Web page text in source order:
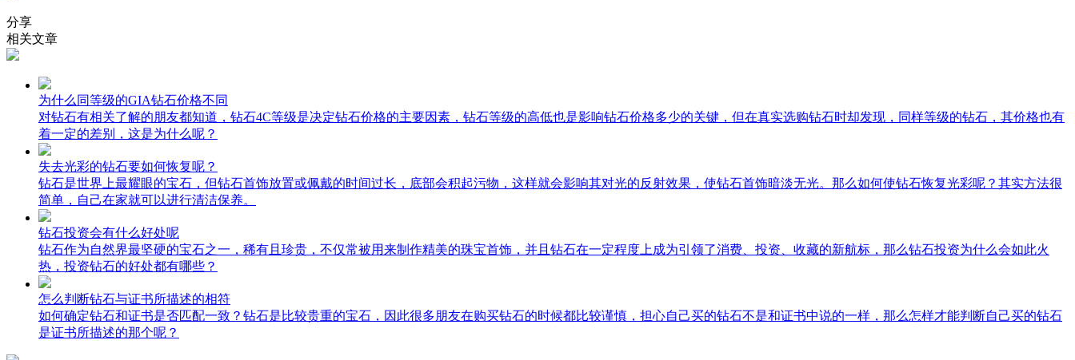
分享
相关文章
为什么同等级的GIA钻石价格不同
对钻石有相关了解的朋友都知道，钻石4C等级是决定钻石价格的主要因素，钻石等级的高低也是影响钻石价格多少的关键，但在真实选购钻石时却发现，同样等级的钻石，其价格也有
着一定的差别，这是为什么呢？
失去光彩的钻石要如何恢复呢？
钻石是世界上最耀眼的宝石，但钻石首饰放置或佩戴的时间过长，底部会积起污物，这样就会影响其对光的反射效果，使钻石首饰暗淡无光。那么如何使钻石恢复光彩呢？其实方法很
简单，自己在家就可以进行清洁保养。
钻石投资会有什么好处呢
钻石作为自然界最坚硬的宝石之一，稀有且珍贵，不仅常被用来制作精美的珠宝首饰，并且钻石在一定程度上成为引领了消费、投资、收藏的新航标，那么钻石投资为什么会如此火
热，投资钻石的好处都有哪些？
怎么判断钻石与证书所描述的相符
如何确定钻石和证书是否匹配一致？钻石是比较贵重的宝石，因此很多朋友在购买钻石的时候都比较谨慎，担心自己买的钻石不是和证书中说的一样，那么怎样才能判断自己买的钻石
是证书所描述的那个呢？